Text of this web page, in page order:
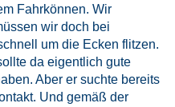
Fahrkönnen. Wir
wir doch bei
um die Ecken flitzen.
da eigentlich gute
Aber er suchte bereits
Und gemäß der